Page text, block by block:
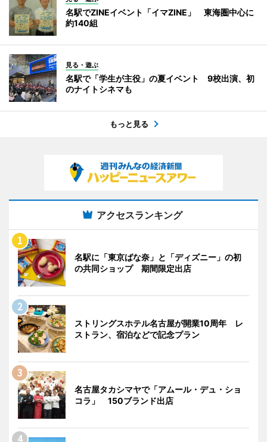
名駅でZINEイベント「イマZINE」 東海圏中心に
約140組
見る・遊ぶ
名駅で「学生が主役」の夏イベント 9校出演、初
のナイトシネマも
もっと見る
アクセスランキング
名駅に「東京ばな奈」と「ディズニー」の初
の共同ショップ 期間限定出店
ストリングスホテル名古屋が開業10周年 レ
ストラン、宿泊などで記念プラン
名古屋タカシマヤで「アムール・デュ・ショ
コラ」 150ブランド出店